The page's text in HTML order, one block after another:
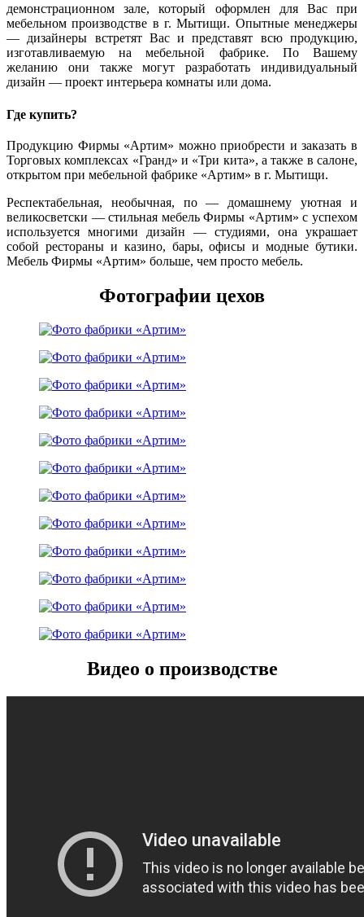
демонстрационном зале, который оформлен для Вас при
мебельном производстве в г. Мытищи. Опытные менеджеры
— дизайнеры встретят Вас и представят всю продукцию,
изготавливаемую на мебельной фабрике. По Вашему
желанию они также могут разработать индивидуальный
дизайн — проект интерьера комнаты или дома.
Где купить?
Продукцию Фирмы «Артим» можно приобрести и заказать в
Торговых комплексах «Гранд» и «Три кита», а также в салоне,
открытом при мебельной фабрике «Артим» в г. Мытищи.
Респектабельная, необычная, по — домашнему уютная и
великосветски — стильная мебель Фирмы «Артим» с успехом
используется многими дизайн — студиями, она украшает
собой рестораны и казино, бары, офисы и модные бутики.
Мебель Фирмы «Артим» больше, чем просто мебель.
Фотографии цехов
Видео о производстве